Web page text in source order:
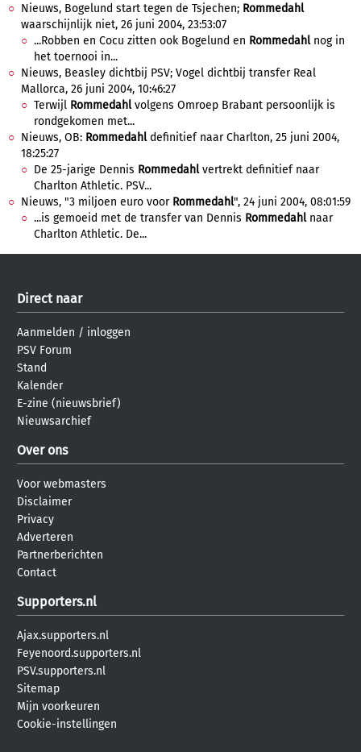
Nieuws, Bogelund start tegen de Tsjechen; Rommedahl
waarschijnlijk niet, 26 juni 2004, 23:53:07
...Robben en Cocu zitten ook Bogelund en Rommedahlnog in
het toernooi in...
Nieuws, Beasley dichtbij PSV; Vogel dichtbij transfer Real
Mallorca, 26 juni 2004, 10:46:27
Terwijl Rommedahlvolgens Omroep Brabant persoonlijk is
rondgekomen met...
Nieuws, OB: Rommedahldefinitief naar Charlton, 25 juni 2004,
18:25:27
De 25-jarige Dennis Rommedahlvertrekt definitief naar
Charlton Athletic. PSV...
Nieuws, "3 miljoen euro voor Rommedahl", 24 juni 2004, 08:01:59
...is gemoeid met de transfer van Dennis Rommedahlnaar
Charlton Athletic. De...
Direct naar
Aanmelden / inloggen
PSV Forum
Stand
Kalender
E-zine (nieuwsbrief)
Nieuwsarchief
Over ons
Voor webmasters
Disclaimer
Privacy
Adverteren
Partnerberichten
Contact
Supporters.nl
Ajax.supporters.nl
Feyenoord.supporters.nl
PSV.supporters.nl
Sitemap
Mijn voorkeuren
Cookie-instellingen